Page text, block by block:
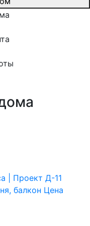
| Проект Д-11
балкон Цена